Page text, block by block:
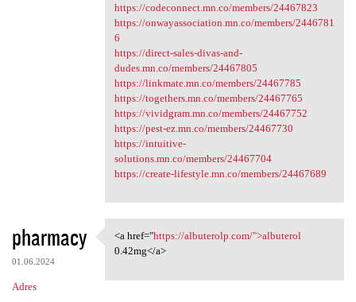
https://codeconnect.mn.co/members/24467823
https://onwayassociation.mn.co/members/2446781
6
https://direct-sales-divas-and-
dudes.mn.co/members/24467805
https://linkmate.mn.co/members/24467785
https://togethers.mn.co/members/24467765
https://vividgram.mn.co/members/24467752
https://pest-ez.mn.co/members/24467730
https://intuitive-
solutions.mn.co/members/24467704
https://create-lifestyle.mn.co/members/24467689
pharmacy
01.06.2024
Adres
<a href="https://albuterolp
<a href="https://albuterolp.com/">albuterol
0.42mg</a>